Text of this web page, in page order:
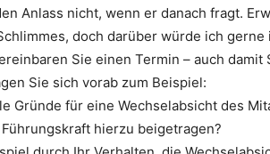
Anlass nicht, wenn er danach fragt.
doch darüber würde ich
Sie einen Termin – auch damit
Sie sich vorab zum Beispiel:
Gründe für eine Wechselabsicht des
hierzu beigetragen?